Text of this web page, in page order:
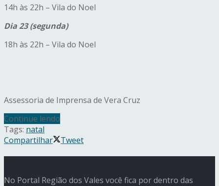
14h às 22h – Vila do Noel
Dia 23 (segunda)
18h às 22h – Vila do Noel
Assessoria de Imprensa de Vera Cruz
Continue lendo
Tags: natal
Compartilhar
Tweet
No Portal Região dos Vales você fica por dentro das